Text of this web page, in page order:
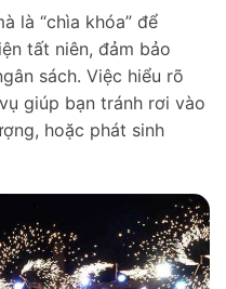
là “chìa khóa” để
tất niên, đảm bảo
sách. Việc hiểu rõ
giúp bạn tránh rơi vào
hoặc phát sinh